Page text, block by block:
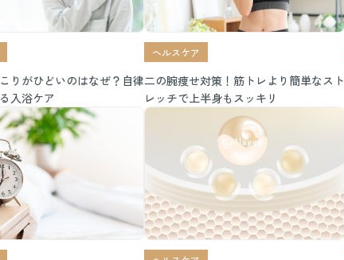
りがひどいのはなぜ？自律
入浴ケア
ヘルスケア
二の腕痩せ対策！筋トレより簡単なスト
レッチで上半身もスッキリ